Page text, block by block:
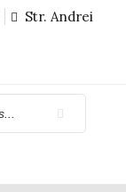
Str. Andrei